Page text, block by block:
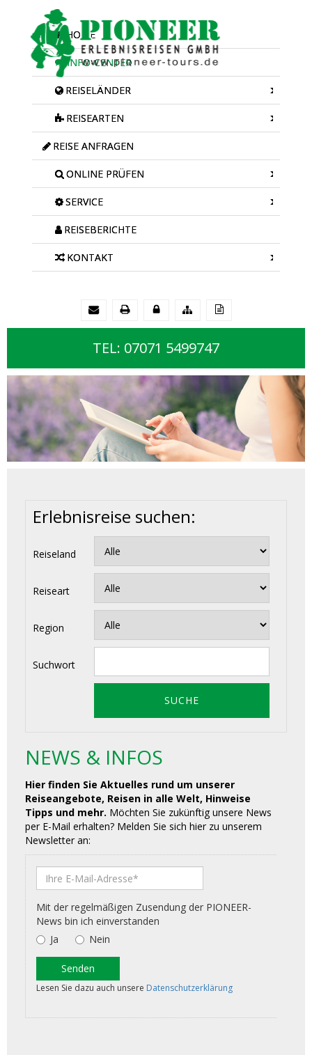
HOME
INFO-CENTER
REISELÄNDER
REISEARTEN
REISE ANFRAGEN
ONLINE PRÜFEN
SERVICE
REISEBERICHTE
KONTAKT
TEL: 07071 5499747
Erlebnisreise suchen:
Reiseland
Reiseart
Region
Suchwort
NEWS & INFOS
Hier finden Sie Aktuelles rund um unserer
Reiseangebote, Reisen in alle Welt, Hinweise
Tipps und mehr. Möchten Sie zukünftig unsere News
per E-Mail erhalten? Melden Sie sich hier zu unserem
Newsletter an: